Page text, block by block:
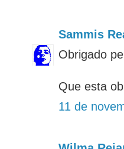
Sammis
Obrigado
Que esta
11 de